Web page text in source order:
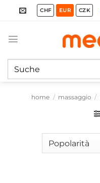
CHF EUR CZK
Cerca:
home / massaggio /